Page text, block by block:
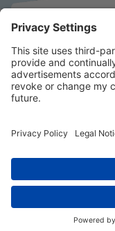
© 2023 k/c/